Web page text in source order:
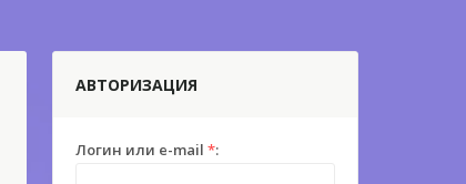
АВТОРИЗАЦИЯ
Логин или e-mail *: